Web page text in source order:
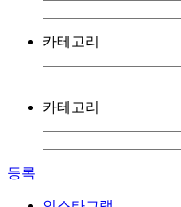
카테고리
카테고리
등록